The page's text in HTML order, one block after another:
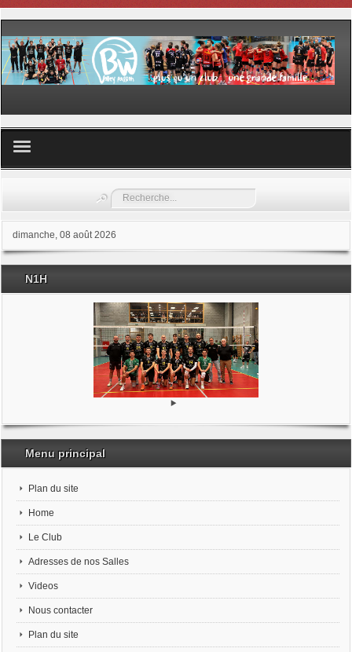
Les samedis du sport
Les stages
Documents
Rechercher
dimanche, 08 août 2026
N1H
Menu principal
Plan du site
Home
Le Club
Adresses de nos Salles
Videos
Nous contacter
Plan du site